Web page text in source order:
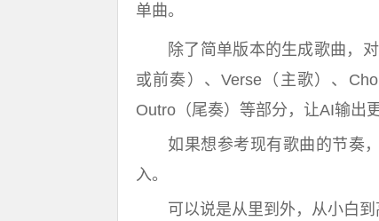
单曲。
除了简单版本的生成歌曲，
或前奏）、Verse（主歌）、
Outro（尾奏）等部分，让AI输出
如果想参考现有歌曲的节奏
入。
可以说是从里到外，从小白